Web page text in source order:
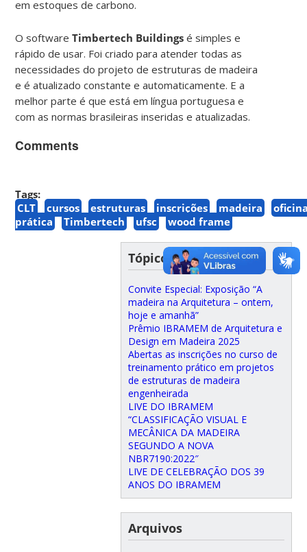
em estoques de carbono.
O softwareTimbertech Buildings é simples e
rápido de usar. Foi criado para atender todas as
necessidades do projeto de estruturas de madeira
e é atualizado constante e automaticamente. E a
melhor parte é que está em língua portuguesa e
com as normas brasileiras inseridas e atualizadas.
Comments
Tags:
CLT
cursos estruturas inscrições madeira
prática
Timbertech ufsc wood frame
Tópicos recentes
Convite Especial: Exposição “A
madeira na Arquitetura – ontem,
hoje e amanhã”
Prêmio IBRAMEM de Arquitetura e
Design em Madeira 2025
Abertas as inscrições no curso de
treinamento prático em projetos
de estruturas de madeira
engenheirada
LIVE DO IBRAMEM
“CLASSIFICAÇÃO VISUAL E
MECÂNICA DA MADEIRA
SEGUNDO A NOVA
NBR7190:2022″
LIVE DE CELEBRAÇÃO DOS 39
ANOS DO IBRAMEM
Arquivos